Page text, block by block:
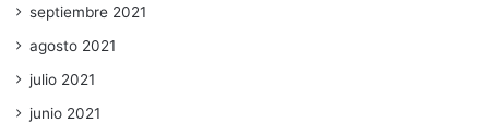
septiembre 2021
agosto 2021
julio 2021
junio 2021